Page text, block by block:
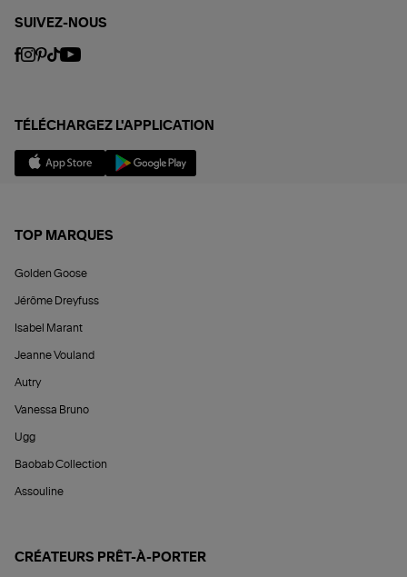
SUIVEZ-NOUS
TÉLÉCHARGEZ L'APPLICATION
TOP MARQUES
Golden Goose
Jérôme Dreyfuss
Isabel Marant
Jeanne Vouland
Autry
Vanessa Bruno
Ugg
Baobab Collection
Assouline
CRÉATEURS PRÊT-À-PORTER